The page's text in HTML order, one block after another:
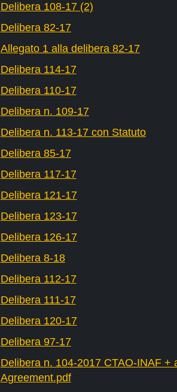
Delibera 108-17 (2)
Delibera 82-17
Allegato 1 alla delibera 82-17
Delibera 114-17
Delibera 110-17
Delibera n. 109-17
Delibera n. 113-17 con Statuto
Delibera 85-17
Delibera 117-17
Delibera 121-17
Delibera 123-17
Delibera 126-17
Delibera 8-18
Delibera 112-17
Delibera 111-17
Delibera 120-17
Delibera 97-17
Delibera n. 104-2017 CTAO-INAF +
Agreement.pdf